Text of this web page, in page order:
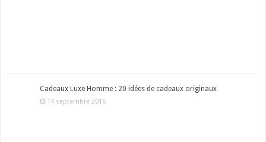
Cadeaux Luxe Homme : 20 idées de cadeaux originaux
14 septembre 2016